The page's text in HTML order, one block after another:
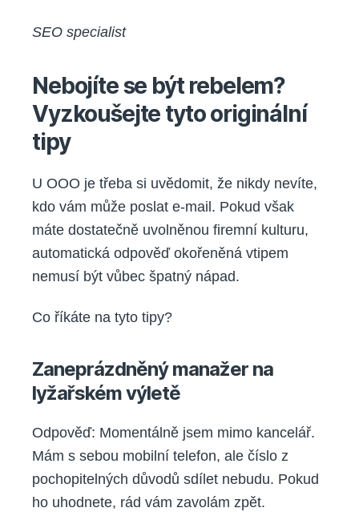
SEO specialist
Nebojíte se být rebelem?
Vyzkoušejte tyto originální
tipy
U OOO je třeba si uvědomit, že nikdy nevíte,
kdo vám může poslat e-mail. Pokud však
máte dostatečně uvolněnou firemní kulturu,
automatická odpověď okořeněná vtipem
nemusí být vůbec špatný nápad.
Co říkáte na tyto tipy?
Zaneprázdněný manažer na
lyžařském výletě
Odpověď: Momentálně jsem mimo kancelář.
Mám s sebou mobilní telefon, ale číslo z
pochopitelných důvodů sdílet nebudu. Pokud
ho uhodnete, rád vám zavolám zpět.